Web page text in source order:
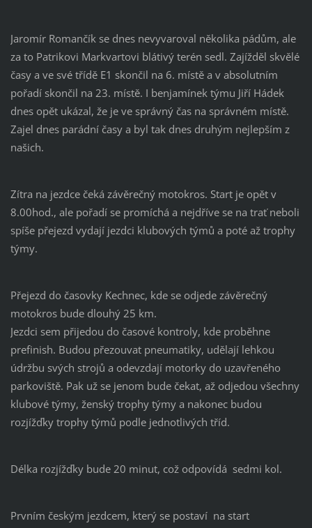
Jaromír Romančík se dnes nevyvaroval několika pádům, ale
za to Patrikovi Markvartovi blátivý terén sedl. Zajížděl skvělé
časy a ve své třídě E1 skončil na 6. místě a v absolutním
pořadí skončil na 23. místě. I benjamínek týmu Jiří Hádek
dnes opět ukázal, že je ve správný čas na správném místě.
Zajel dnes parádní časy a byl tak dnes druhým nejlepším z
našich.
Zítra na jezdce čeká závěrečný motokros. Start je opět v
8.00hod., ale pořadí se promíchá a nejdříve se na trať neboli
spíše přejezd vydají jezdci klubových týmů a poté až trophy
týmy.
Přejezd do časovky Kechnec, kde se odjede závěrečný
motokros bude dlouhý 25 km.
Jezdci sem přijedou do časové kontroly, kde proběhne
prefinish. Budou přezouvat pneumatiky, udělají lehkou
údržbu svých strojů a odevzdají motorky do uzavřeného
parkoviště. Pak už se jenom bude čekat, až odjedou všechny
klubové týmy, ženský trophy týmy a nakonec budou
rozjížďky trophy týmů podle jednotlivých tříd.
Délka rozjížďky bude 20 minut, což odpovídá sedmi kol.
Prvním českým jezdcem, který se postaví na start